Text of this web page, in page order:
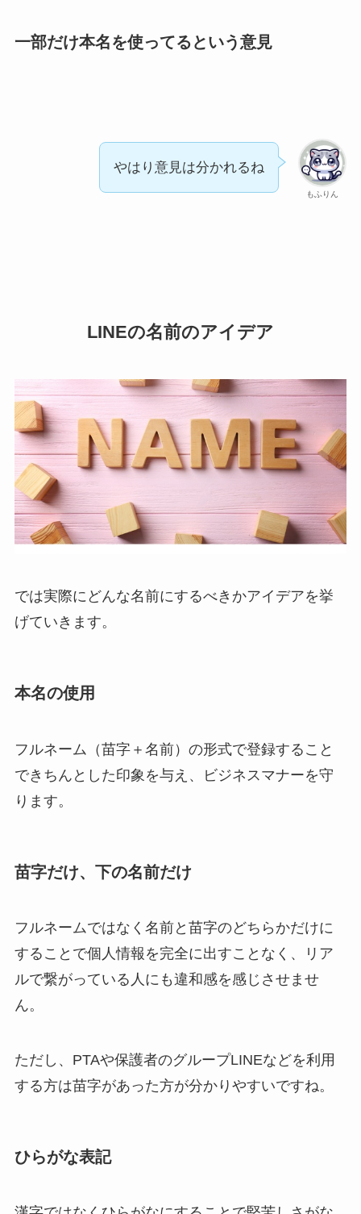
一部だけ本名を使ってるという意見
もふりん
やはり意見は分かれるね
LINEの名前のアイデア
では実際にどんな名前にするべきかアイデアを挙
げていきます。
本名の使用
フルネーム（苗字＋名前）の形式で登録すること
できちんとした印象を与え、ビジネスマナーを守
ります。
苗字だけ、下の名前だけ
フルネームではなく名前と苗字のどちらかだけに
することで個人情報を完全に出すことなく、リア
ルで繋がっている人にも違和感を感じさせませ
ん。
ただし、PTAや保護者のグループLINEなどを利用
する方は苗字があった方が分かりやすいですね。
ひらがな表記